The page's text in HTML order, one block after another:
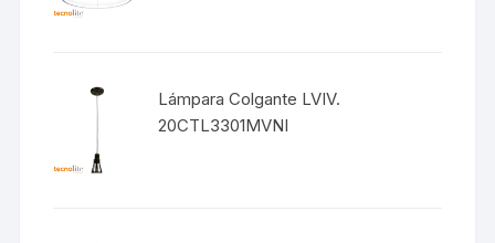
Lámpara Colgante LVIV.
20CTL3301MVNI